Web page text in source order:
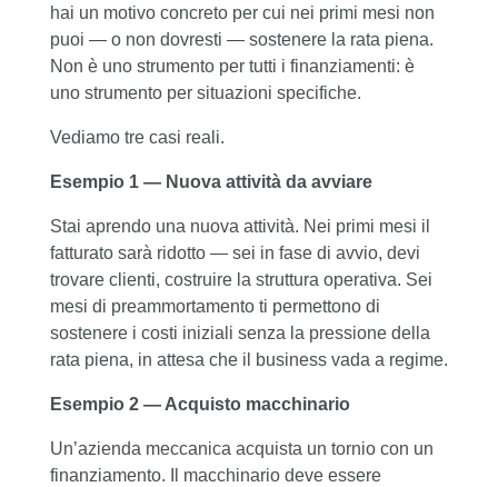
hai un motivo concreto per cui nei primi mesi non
puoi — o non dovresti — sostenere la rata piena.
Non è uno strumento per tutti i finanziamenti: è
uno strumento per situazioni specifiche.
Vediamo tre casi reali.
Esempio 1 — Nuova attività da avviare
Stai aprendo una nuova attività. Nei primi mesi il
fatturato sarà ridotto — sei in fase di avvio, devi
trovare clienti, costruire la struttura operativa. Sei
mesi di preammortamento ti permettono di
sostenere i costi iniziali senza la pressione della
rata piena, in attesa che il business vada a regime.
Esempio 2 — Acquisto macchinario
Un’azienda meccanica acquista un tornio con un
finanziamento. Il macchinario deve essere